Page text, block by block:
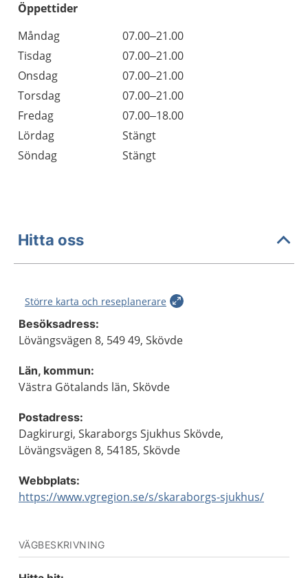
Öppettider
Dag
Öppettider
Kommentarer
Måndag
07.00–21.00
Tisdag
07.00–21.00
Onsdag
07.00–21.00
Torsdag
07.00–21.00
Fredag
07.00–18.00
Lördag
Stängt
Söndag
Stängt
Hitta oss
Större karta och reseplanerare
Besöksadress:
Lövängsvägen 8, 549 49, Skövde
Län, kommun:
Västra Götalands län, Skövde
Postadress:
Dagkirurgi, Skaraborgs Sjukhus Skövde,
Lövängsvägen 8, 54185, Skövde
Webbplats:
https://www.vgregion.se/s/skaraborgs-sjukhus/
VÄGBESKRIVNING